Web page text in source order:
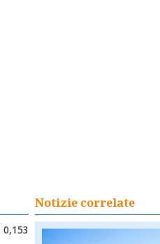
0,153
Notizie correlate